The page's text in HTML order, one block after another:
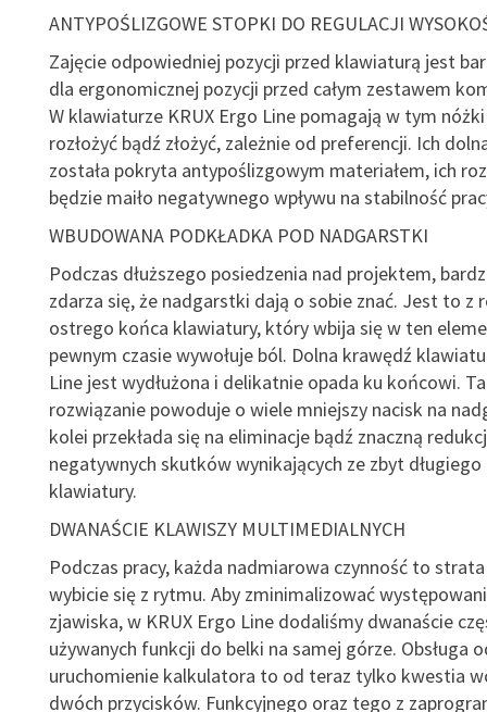
ANTYPOŚLIZGOWE STOPKI DO REGULACJI
Zajęcie odpowiedniej pozycji przed klawiaturą jest
dla ergonomicznej pozycji przed całym zestawem
W klawiaturze KRUX Ergo Line pomagają w tym
rozłożyć bądź złożyć, zależnie od preferencji. Ich
została pokryta antypoślizgowym materiałem, ich
będzie maiło negatywnego wpływu na stabilność
WBUDOWANA PODKŁADKA POD NADGARSTKI
Podczas dłuższego posiedzenia nad projektem,
zdarza się, że nadgarstki dają o sobie znać. Jest to z
ostrego końca klawiatury, który wbija się w ten
pewnym czasie wywołuje ból. Dolna krawędź
Line jest wydłużona i delikatnie opada ku końcowi.
rozwiązanie powoduje o wiele mniejszy nacisk na
kolei przekłada się na eliminacje bądź znaczną
negatywnych skutków wynikających ze zbyt
klawiatury.
DWANAŚCIE KLAWISZY MULTIMEDIALNYCH
Podczas pracy, każda nadmiarowa czynność to
wybicie się z rytmu. Aby zminimalizować
zjawiska, w KRUX Ergo Line dodaliśmy dwanaście
używanych funkcji do belki na samej górze. Obsługa
uruchomienie kalkulatora to od teraz tylko kwestia
dwóch przycisków. Funkcyjnego oraz tego z